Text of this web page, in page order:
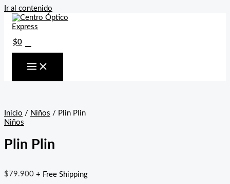
Ir al contenido
$0
Inicio / Niños / Plin Plin
Niños
Plin Plin
$ 79.900 + Free Shipping